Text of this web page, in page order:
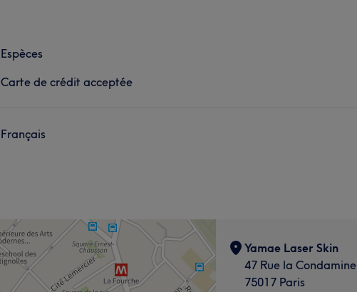
Espèces
Carte de crédit acceptée
Français
Yamae Laser Skin
47 Rue la Condamine
75017 Paris